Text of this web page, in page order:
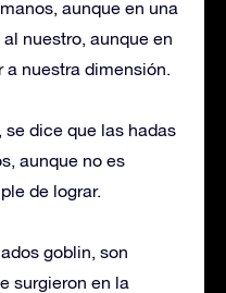
aunque en una
nuestro, aunque en
a nuestra dimensión.
se dice que las hadas
aunque no es
de lograr.
goblin, son
surgieron en la